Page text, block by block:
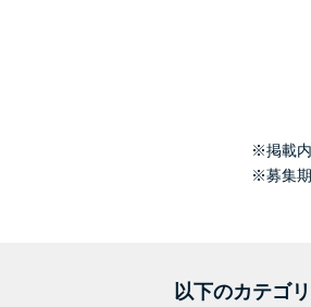
※掲載内
※募集期
以下のカテゴ